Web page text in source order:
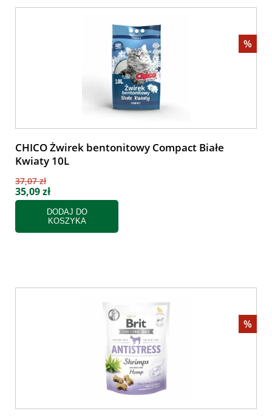
%
CHICO Żwirek bentonitowy Compact Białe
Kwiaty 10L
37,07 zł
35,09 zł
DODAJ DO
KOSZYKA
%